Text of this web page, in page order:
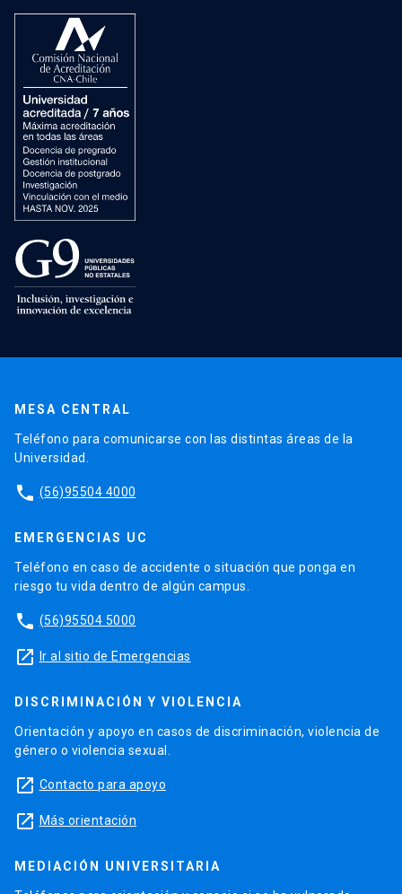
MESA CENTRAL
Teléfono para comunicarse con las distintas áreas de la
Universidad.
phone (56)95504 4000
EMERGENCIAS UC
Teléfono en caso de accidente o situación que ponga en
riesgo tu vida dentro de algún campus.
phone (56)95504 5000
launch Ir al sitio de Emergencias
DISCRIMINACIÓN Y VIOLENCIA
Orientación y apoyo en casos de discriminación, violencia de
género o violencia sexual.
launch Contacto para apoyo
launch Más orientación
MEDIACIÓN UNIVERSITARIA